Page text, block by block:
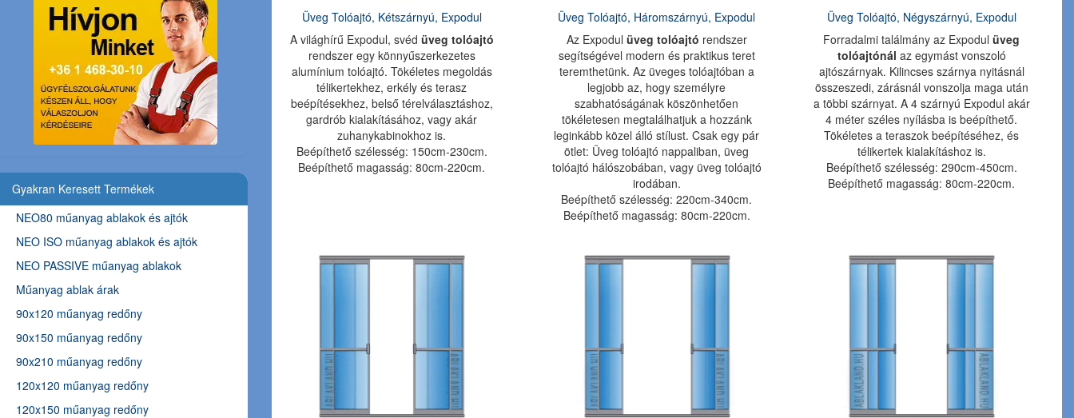
Üveg Tolóajtó, Kétszárnyú, Expodul
A világhírű Expodul, svéd üveg tolóajtó
rendszer egy könnyűszerkezetes
alumínium tolóajtó. Tökéletes megoldás
télikertekhez, erkély és terasz
beépítésekhez, belső térelválasztáshoz,
gardrób kialakításához, vagy akár
zuhanykabinokhoz is.
Beépíthető szélesség: 150cm-230cm.
Beépíthető magasság: 80cm-220cm.
Üveg Tolóajtó, Háromszárnyú, Expodul
Az Expodul üveg tolóajtó rendszer
segítségével modern és praktikus teret
teremthetünk. Az üveges tolóajtóban a
legjobb az, hogy személyre
szabhatóságának köszönhetően
tökéletesen megtalálhatjuk a hozzánk
leginkább közel álló stílust. Csak egy pár
ötlet: Üveg tolóajtó nappaliban, üveg
tolóajtó hálószobában, vagy üveg tolóajtó
irodában.
Beépíthető szélesség: 220cm-340cm.
Beépíthető magasság: 80cm-220cm.
Üveg Tolóajtó, Négyszárnyú, Expodul
Forradalmi találmány az Expodulüveg
tolóajtónál az egymást vonszoló
ajtószárnyak. Kilincses szárnya nyitásnál
összeszedi, zárásnál vonszolja maga után
a többi szárnyat. A 4 szárnyú Expodul akár
4 méter széles nyílásba is beépíthető.
Tökéletes a teraszok beépítéséhez, és
télikertek kialakításhoz is.
Beépíthető szélesség: 290cm-450cm.
Beépíthető magasság: 80cm-220cm.
Gyakran Keresett Termékek
NEO80 műanyag ablakok és ajtók
NEO ISO műanyag ablakok és ajtók
NEO PASSIVE műanyag ablakok
Műanyag ablak árak
90x120 műanyag redőny
90x150 műanyag redőny
90x210 műanyag redőny
120x120 műanyag redőny
120x150 műanyag redőny